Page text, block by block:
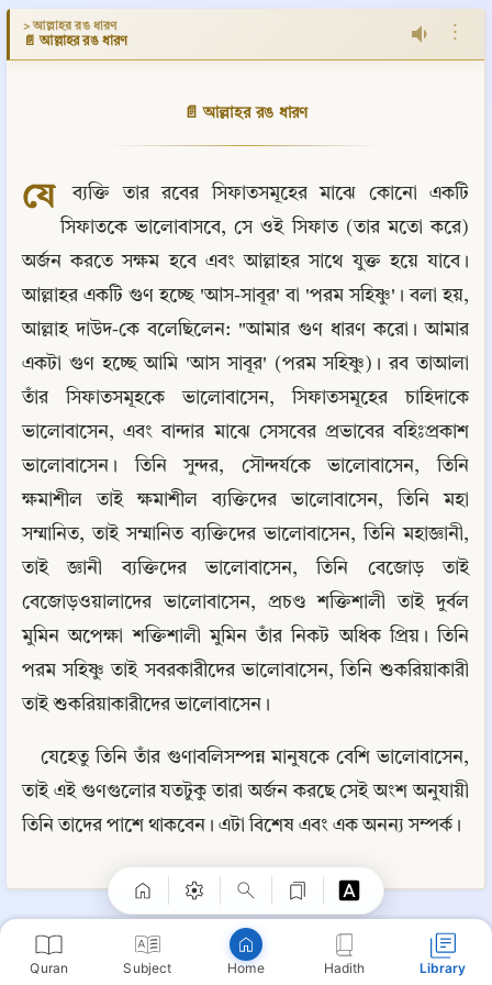
Quran Subject Home Hadith Library
> আল্লাহর রঙ ধারণ
📄 আল্লাহর রঙ ধারণ ⋮
📄 আল্লাহর রঙ ধারণ
যে
ব্যক্তি তার রবের সিফাতসমূহের মাঝে কোনো একটি
সিফাতকে ভালোবাসবে, সে ওই সিফাত (তার মতো করে)
অর্জন করতে সক্ষম হবে এবং আল্লাহর সাথে যুক্ত হয়ে যাবে।
আল্লাহর একটি গুণ হচ্ছে 'আস-সাবূর' বা 'পরম সহিষ্ণু'। বলা হয়,
আল্লাহ দাউদ-কে বলেছিলেন: "আমার গুণ ধারণ করো। আমার
একটা গুণ হচ্ছে আমি 'আস সাবূর' (পরম সহিষ্ণু)। রব তাআলা
তাঁর সিফাতসমূহকে ভালোবাসেন, সিফাতসমূহের চাহিদাকে
ভালোবাসেন, এবং বান্দার মাঝে সেসবের প্রভাবের বহিঃপ্রকাশ
ভালোবাসেন। তিনি সুন্দর, সৌন্দর্যকে ভালোবাসেন, তিনি
ক্ষমাশীল তাই ক্ষমাশীল ব্যক্তিদের ভালোবাসেন, তিনি মহা
সম্মানিত, তাই সম্মানিত ব্যক্তিদের ভালোবাসেন, তিনি মহাজ্ঞানী,
তাই জ্ঞানী ব্যক্তিদের ভালোবাসেন, তিনি বেজোড় তাই
বেজোড়ওয়ালাদের ভালোবাসেন, প্রচণ্ড শক্তিশালী তাই দুর্বল
মুমিন অপেক্ষা শক্তিশালী মুমিন তাঁর নিকট অধিক প্রিয়। তিনি
পরম সহিষ্ণু তাই সবরকারীদের ভালোবাসেন, তিনি শুকরিয়াকারী
তাই শুকরিয়াকারীদের ভালোবাসেন।
যেহেতু তিনি তাঁর গুণাবলিসম্পন্ন মানুষকে বেশি ভালোবাসেন,
তাই এই গুণগুলোর যতটুকু তারা অর্জন করছে সেই অংশ অনুযায়ী
তিনি তাদের পাশে থাকবেন। এটা বিশেষ এবং এক অনন্য সম্পর্ক।
📘 সবর ও শোকর
📄 ধৈর্য ধরা এবং আল্লাহর কাছে অভিযোগ করা পরস্পরবিরোধী নয় ⋮
Copy